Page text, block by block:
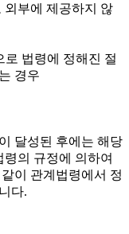
외부에 제공하지 않
법령에 정해진 절
경우
달성된 후에는 해당
의 규정에 의하여
이 관계법령에서 정
다.